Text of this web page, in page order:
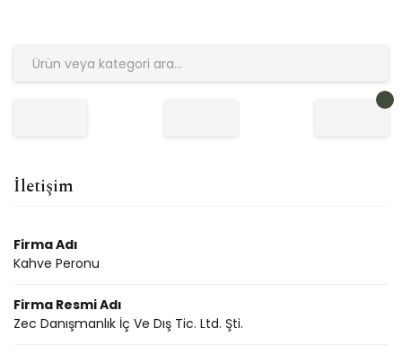
İletişim
Firma Adı
Kahve Peronu
Firma Resmi Adı
Zec Danışmanlık İç Ve Dış Tic. Ltd. Şti.